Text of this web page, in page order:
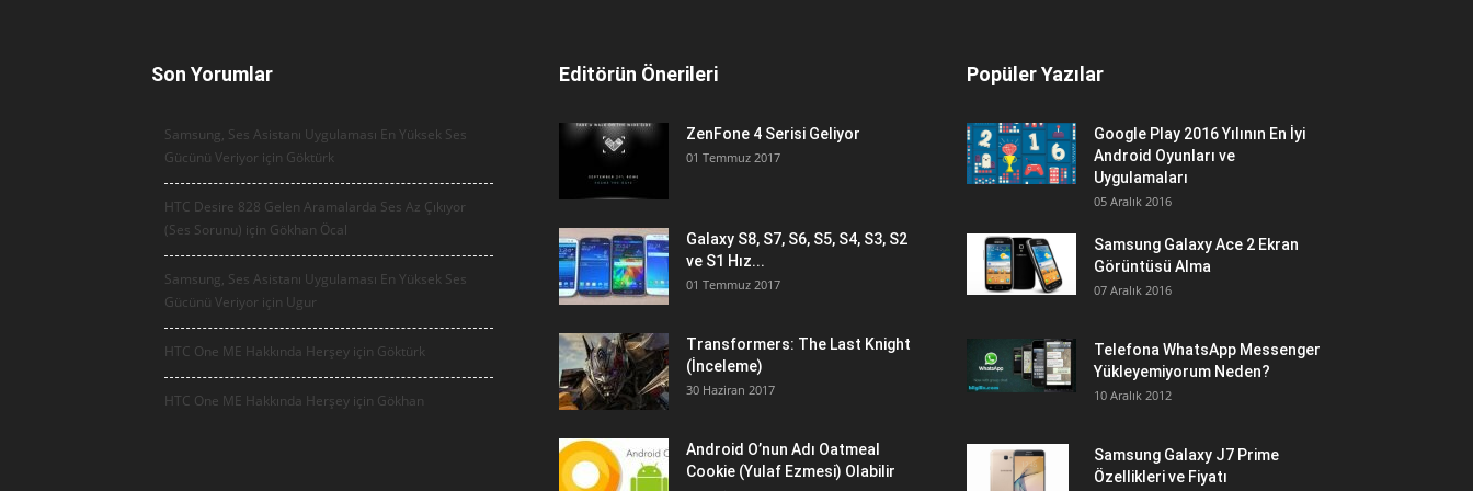
Son Yorumlar
Samsung, Ses Asistanı Uygulaması En Yüksek Ses
Gücünü Veriyor için Göktürk
HTC Desire 828 Gelen Aramalarda Ses Az Çıkıyor
(Ses Sorunu) için Gökhan Öcal
Samsung, Ses Asistanı Uygulaması En Yüksek Ses
Gücünü Veriyor için Ugur
HTC One ME Hakkında Herşey için Göktürk
HTC One ME Hakkında Herşey için Gökhan
Editörün Önerileri
ZenFone 4 Serisi Geliyor
01 Temmuz 2017
Galaxy S8, S7, S6, S5, S4, S3, S2
ve S1 Hız...
01 Temmuz 2017
Transformers: The Last Knight
(İnceleme)
30 Haziran 2017
Android O’nun Adı Oatmeal
Cookie (Yulaf Ezmesi) Olabilir
Popüler Yazılar
Google Play 2016 Yılının En İyi
Android Oyunları ve
Uygulamaları
05 Aralık 2016
Samsung Galaxy Ace 2 Ekran
Görüntüsü Alma
07 Aralık 2016
Telefona WhatsApp Messenger
Yükleyemiyorum Neden?
10 Aralık 2012
Samsung Galaxy J7 Prime
Özellikleri ve Fiyatı